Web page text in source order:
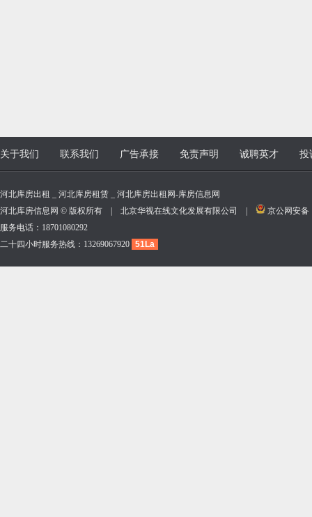
关于我们 联系我们 广告承接 免责声明 诚聘英才 投
河北库房出租 _ 河北库房租赁 _ 河北库房出租网-库房信息网
河北库房信息网 © 版权所有 | 北京华视在线文化发展有限公司 |
京公网安备
服务电话：18701080292
二十四小时服务热线：13269067920 51La